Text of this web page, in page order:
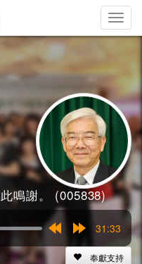
Toggle
鳴謝。 (005838)
15s
15s
31:33
奉獻支持